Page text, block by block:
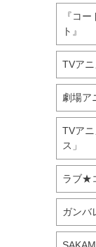
『コ
ト』
TVアニ
劇場ア
TVア
ス」
ラブ★
ガンバ